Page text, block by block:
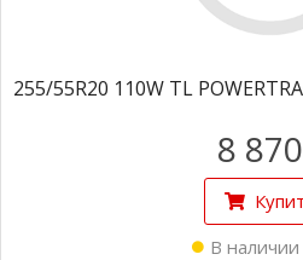
255/55R20 110W TL
8 870
В